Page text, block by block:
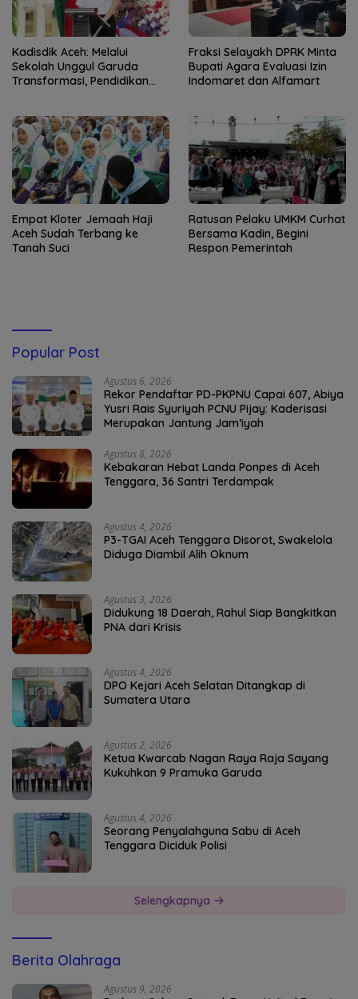
Kadisdik Aceh: Melalui
Sekolah Unggul Garuda
Transformasi, Pendidikan
Fraksi Selayakh DPRK Minta
Bupati Agara Evaluasi Izin
Indomaret dan Alfamart
Empat Kloter Jemaah Haji
Aceh Sudah Terbang ke
Tanah Suci
Ratusan Pelaku UMKM Curhat
Bersama Kadin, Begini
Respon Pemerintah
Popular Post
Agustus 6, 2026
Rekor Pendaftar PD-PKPNU Capai 607, Abiya
Yusri Rais Syuriyah PCNU Pijay: Kaderisasi
Merupakan Jantung Jam’iyah
Agustus 8, 2026
Kebakaran Hebat Landa Ponpes di Aceh
Tenggara, 36 Santri Terdampak
Agustus 4, 2026
P3-TGAI Aceh Tenggara Disorot, Swakelola
Diduga Diambil Alih Oknum
Agustus 3, 2026
Didukung 18 Daerah, Rahul Siap Bangkitkan
PNA dari Krisis
Agustus 4, 2026
DPO Kejari Aceh Selatan Ditangkap di
Sumatera Utara
Agustus 2, 2026
Ketua Kwarcab Nagan Raya Raja Sayang
Kukuhkan 9 Pramuka Garuda
Agustus 4, 2026
Seorang Penyalahguna Sabu di Aceh
Tenggara Diciduk Polisi
Selengkapnya
Berita Olahraga
Agustus 9, 2026